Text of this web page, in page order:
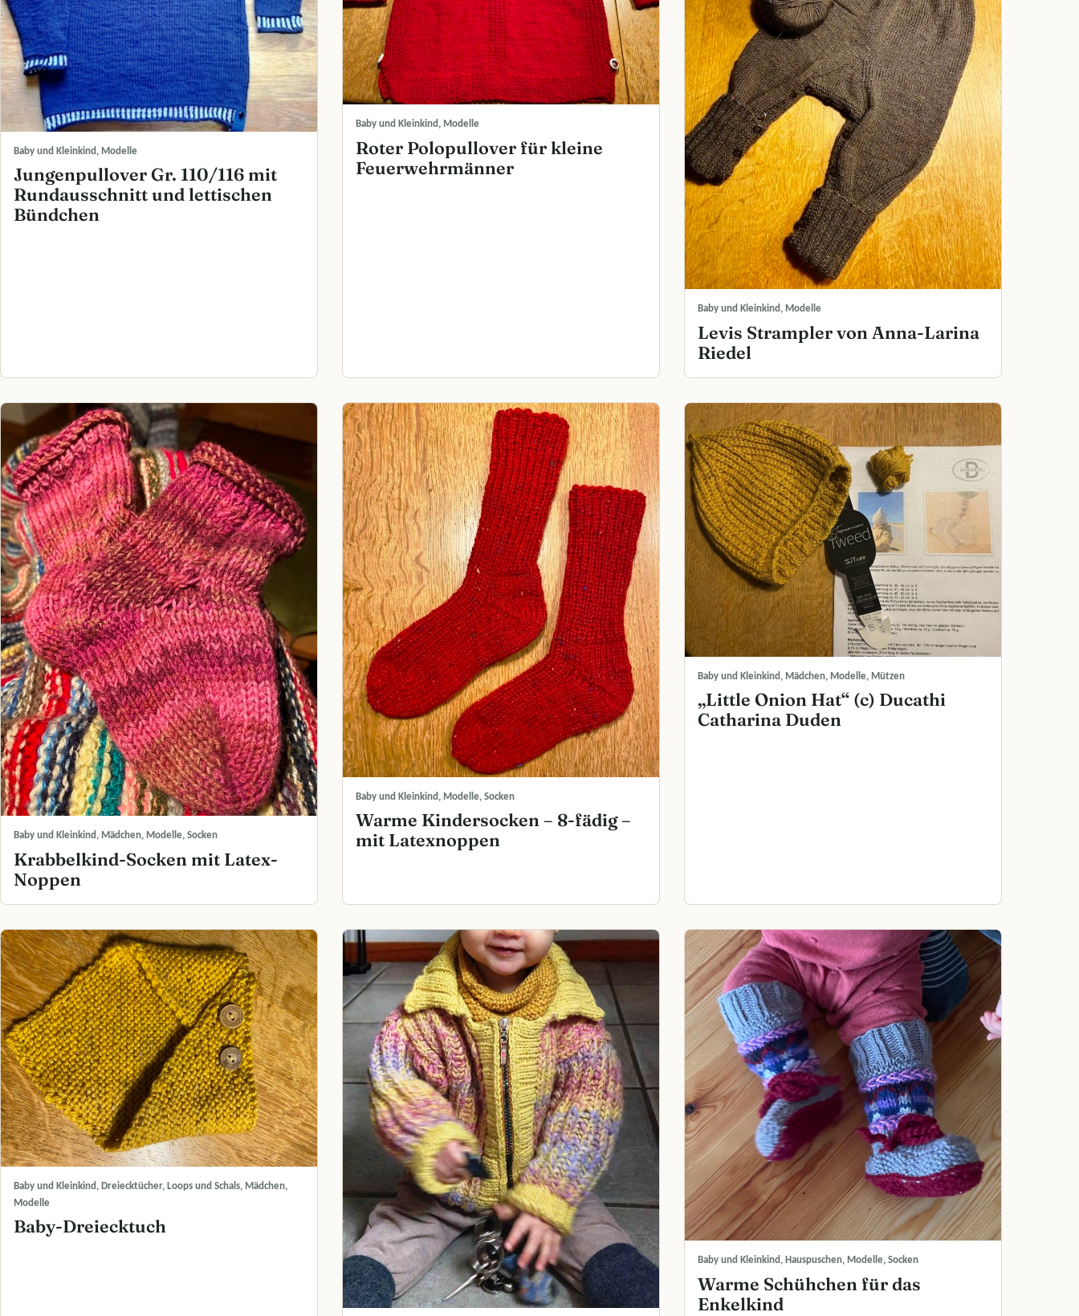
Baby und Kleinkind, Modelle
Jungenpullover Gr. 110/116 mit
Rundausschnitt und lettischen
Bündchen
Baby und Kleinkind, Modelle
Roter Polopullover für kleine
Feuerwehrmänner
Baby und Kleinkind, Modelle
Levis Strampler von Anna-Larina
Riedel
Baby und Kleinkind, Mädchen, Modelle, Socken
Krabbelkind-Socken mit Latex-
Noppen
Baby und Kleinkind, Modelle, Socken
Warme Kindersocken – 8-fädig –
mit Latexnoppen
Baby und Kleinkind, Mädchen, Modelle, Mützen
„Little Onion Hat“ (c) Ducathi
Catharina Duden
Baby und Kleinkind, Dreiecktücher, Loops und Schals, Mädchen,
Modelle
Baby-Dreiecktuch
Baby und Kleinkind, Hauspuschen, Modelle, Socken
Warme Schühchen für das
Enkelkind